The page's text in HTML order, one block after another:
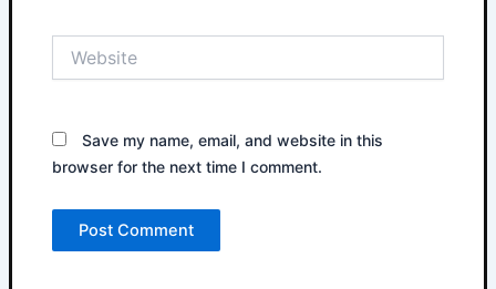
Save my name, email, and website in this
browser for the next time I comment.